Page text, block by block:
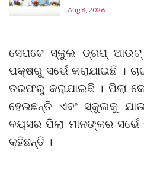
Aug 8, 2026
ସେପଟେ ସ୍କୁଲ ଡ୍ରପ୍‌ ଆଉଟ୍
ପକ୍ଷରୁ ସର୍ଭେ କରାଯାଇଛି ।
ତରଫରୁ କରାଯାଇଛି । ପିଲା
ହେଉଛନ୍ତି ଏବଂ ସ୍କୁଲକୁ
ବୟସର ପିଲା ମାନଙ୍କର
କହିଛନ୍ତି ।